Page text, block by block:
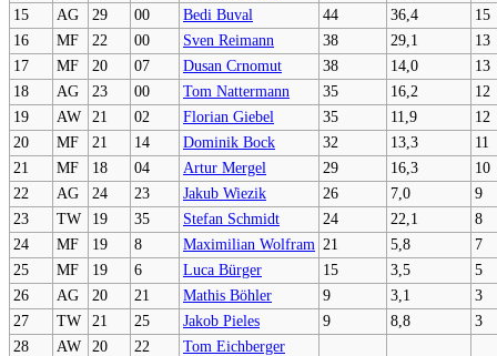
15
AG 29 00 Bedi Buval 44 36,4
15
16
MF 22 00 Sven Reimann 38 29,1
13
17
MF 20 07 Dusan Crnomut 38 14,0
13
18
AG 23 00 Tom Nattermann 35 16,2
12
19
AW 21 02 Florian Giebel 35 11,9
12
20
MF 21 14 Dominik Bock 32 13,3
11
21
MF 18 04 Artur Mergel 29 16,3
10
22
AG 24 23 Jakub Wiezik 26 7,0
9
23
TW 19 35 Stefan Schmidt 24 22,1
8
24
MF 19 8 Maximilian Wolfram 21 5,8
7
25
MF 19 6 Luca Bürger 15 3,5
5
26
AG 20 21 Mathis Böhler 9 3,1
3
27
TW 21 25 Jakob Pieles 9 8,8
3
28
AW 20 22 Tom Eichberger